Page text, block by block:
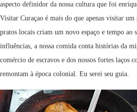
aspecto definidor da nossa cultura que foi
Visitar Curaçao é mais do que apenas visitar
pratos locais criam um novo espaço e tempo ao
influências, a nossa comida conta histórias da
comércio de escravos e dos nossos fortes laços
remontam à época colonial. Eu serei seu guia.